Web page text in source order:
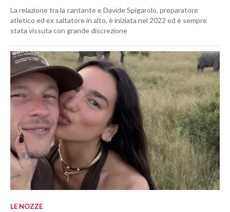
La relazione tra la cantante e Davide Spigarolo, preparatore
atletico ed ex saltatore in alto, è iniziata nel 2022 ed è sempre
stata vissuta con grande discrezione
LE NOZZE